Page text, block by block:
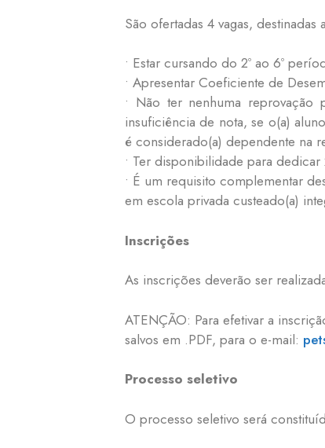
São ofertadas 4 vagas,
• Estar cursando do 2º ao 6º
• Apresentar Coeficiente de
• Não ter nenhuma
insuficiência de nota, se o(a)
é considerado(a) dependente na
• Ter disponibilidade para
• É um requisito complementar
em escola privada custeado(a)
Inscrições
As inscrições deverão ser
ATENÇÃO: Para efetivar a
salvos em .PDF, para o e-mail:
Processo seletivo
O processo seletivo será